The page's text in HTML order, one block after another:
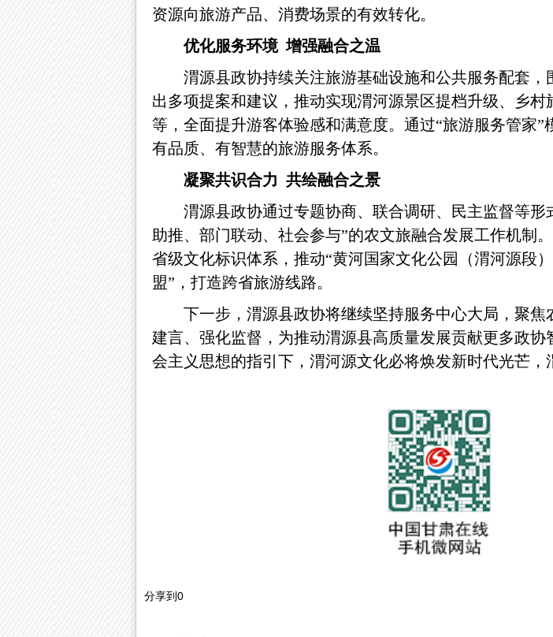
资源向旅游产品、消费场景的有效转化。
优化服务环境 增强融合之温
渭源县政协持续关注旅游基础设施和公共服务配套
出多项提案和建议，推动实现渭河源景区提档升级、乡
等，全面提升游客体验感和满意度。通过“旅游服务管家”
有品质、有智慧的旅游服务体系。
凝聚共识合力 共绘融合之景
渭源县政协通过专题协商、联合调研、民主监督等
助推、部门联动、社会参与”的农文旅融合发展工作机制
省级文化标识体系，推动“黄河国家文化公园（渭河源段
盟”，打造跨省旅游线路。
下一步，渭源县政协将继续坚持服务中心大局，聚
建言、强化监督，为推动渭源县高质量发展贡献更多政
会主义思想的指引下，渭河源文化必将焕发新时代光芒，
分享到0